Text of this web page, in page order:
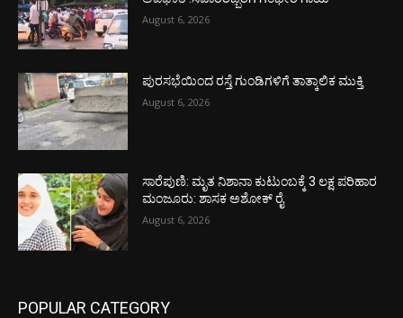
August 6, 2026
ಪುರಸಭೆಯಿಂದ ರಸ್ತೆ ಗುಂಡಿಗಳಿಗೆ ತಾತ್ಕಾಲಿಕ ಮುಕ್ತಿ
August 6, 2026
ಸಾರೆಪುಣಿ: ಮೃತ ನಿಶಾನಾ ಕುಟುಂಬಕ್ಕೆ 3 ಲಕ್ಷ ಪರಿಹಾರ
ಮಂಜೂರು: ಶಾಸಕ ಅಶೋಕ್ ರೈ
August 6, 2026
POPULAR CATEGORY